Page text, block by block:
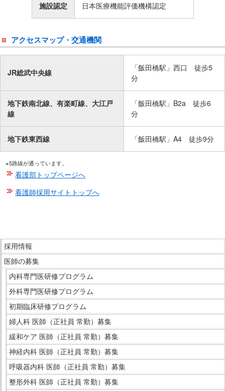
施設認定 日本医療機能評価機構認定
アクセスマップ・交通機関
JR総武中央線
「飯田橋駅」西口 徒歩5
分
地下鉄南北線、有楽町線、大江戸
線
「飯田橋駅」B2a 徒歩6
分
地下鉄東西線 「飯田橋駅」A4 徒歩9分
※5路線が通っています。
看護部トップページへ
看護師採用サイトトップへ
で
本
文
で
す。
こ
こ
か
サ
イ
ド
ュ
ー
で
す。
採用情報
医師の募集
内科専門医研修プログラム
外科専門医研修プログラム
初期臨床研修プログラム
婦人科 医師（正社員 常勤）募集
緩和ケア 医師（正社員 常勤）募集
神経内科 医師（正社員 常勤）募集
呼吸器内科 医師（正社員 常勤）募集
整形外科 医師（正社員 常勤）募集